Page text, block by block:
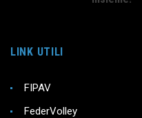
LINK UTILI
FIPAV
FederVolley